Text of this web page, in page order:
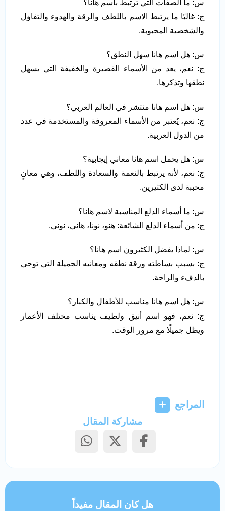
س: ما الصفات التي ترتبط باسم هانا؟
ج: غالبًا ما يرتبط الاسم باللطف والرقة والهدوء والتفاؤل
والشخصية المحبوبة.
س: هل اسم هانا سهل النطق؟
ج: نعم، يعد من الأسماء القصيرة والخفيفة التي يسهل
نطقها وتذكرها.
س: هل اسم هانا منتشر في العالم العربي؟
ج: نعم، يُعتبر من الأسماء المعروفة والمستخدمة في عدد
من الدول العربية.
س: هل يحمل اسم هانا معاني إيجابية؟
ج: نعم، لأنه يرتبط بالنعمة والسعادة واللطف، وهي معانٍ
محببة لدى الكثيرين.
س: ما أسماء الدلع المناسبة لاسم هانا؟
ج: من أسماء الدلع الشائعة: هنو، نونا، هاني، نوني.
س: لماذا يفضل الكثيرون اسم هانا؟
ج: بسبب بساطته ورقة نطقه ومعانيه الجميلة التي توحي
بالدفء والراحة.
س: هل اسم هانا مناسب للأطفال والكبار؟
ج: نعم، فهو اسم أنيق ولطيف يناسب مختلف الأعمار
ويظل جميلًا مع مرور الوقت.
المراجع
مشاركة المقال
هل كان المقال مفيداً